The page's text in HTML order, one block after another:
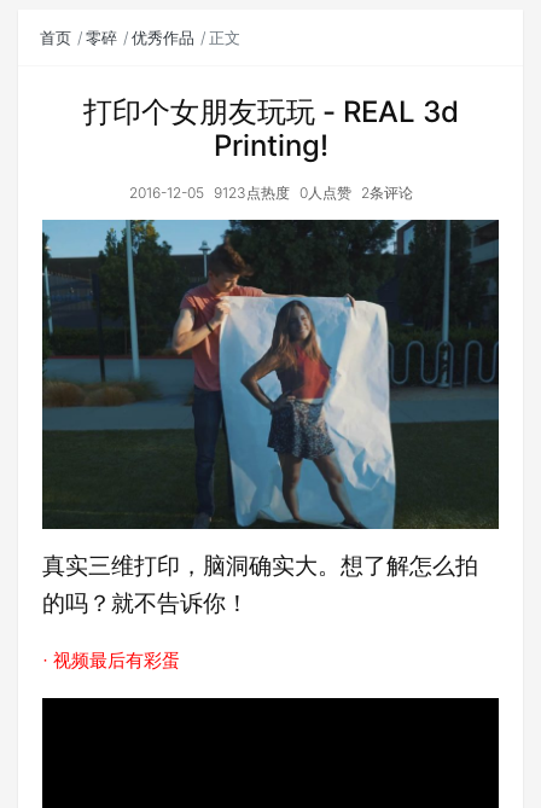
首页 零碎 优秀作品 正文
打印个女朋友玩玩 - REAL 3d
Printing!
2016-12-05 9123点热度 0人点赞 2条评论
真实三维打印，脑洞确实大。想了解怎么拍
的吗？就不告诉你！
· 视频最后有彩蛋